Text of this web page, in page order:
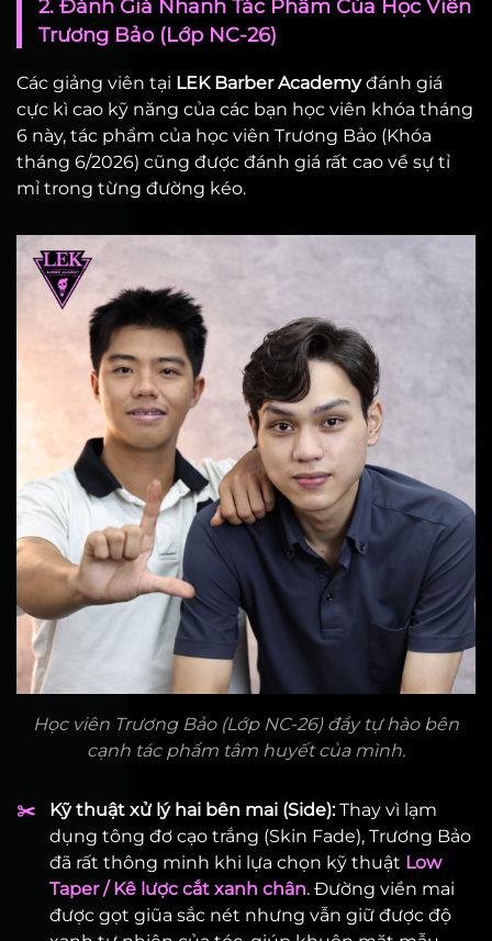
2. Đánh Giá Nhanh Tác Phẩm Của Học Viên
Trương Bảo (Lớp NC-26)
Các giảng viên tại LEK Barber Academyđánh giá
cực kì cao kỹ năng của các bạn học viên khóa tháng
6 này, tác phẩm của học viên Trương Bảo (Khóa
tháng 6/2026) cũng được đánh giá rất cao về sự tỉ
mỉ trong từng đường kéo.
Học viên Trương Bảo (Lớp NC-26) đầy tự hào bên
cạnh tác phẩm tâm huyết của mình.
✂️ Kỹ thuật xử lý hai bên mai (Side):Thay vì lạm
dụng tông đơ cạo trắng (Skin Fade), Trương Bảo
đã rất thông minh khi lựa chọn kỹ thuật Low
Taper / Kê lược cắt xanh chân. Đường viền mai
được gọt giũa sắc nét nhưng vẫn giữ được độ